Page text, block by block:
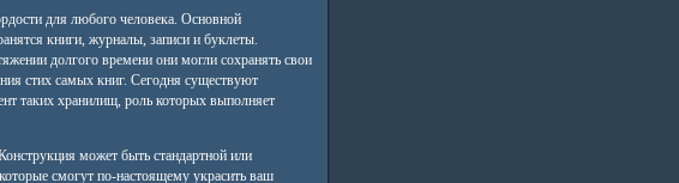
для любого человека. Основной
книги, журналы, записи и буклеты.
долгого времени они могли сохранять свои
стих самых книг. Сегодня существуют
таких хранилищ, роль которых выполняет
может быть стандартной или
смогут по-настоящему украсить ваш